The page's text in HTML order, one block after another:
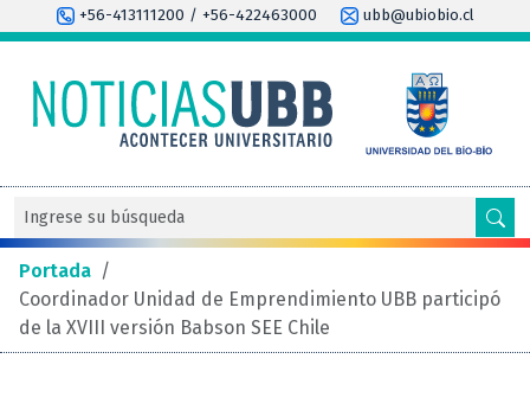
+56-413111200 / +56-422463000 ubb@ubiobio.cl
Portada /
Coordinador Unidad de Emprendimiento UBB participó
de la XVIII versión Babson SEE Chile